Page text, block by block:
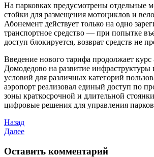
На парковках предусмотрены отдельные
стойки для размещения мотоциклов и
Абонемент действует только на одно
транспортное средство — при попытке
доступ блокируется, возврат средств не
Введение нового тарифа продолжает курс
Домодедово на развитие инфраструктуры
условий для различных категорий
аэропорт реализовал единый доступ по
зоны краткосрочной и длительной
цифровые решения для управления
Назад
Далее
Оставить комментарий